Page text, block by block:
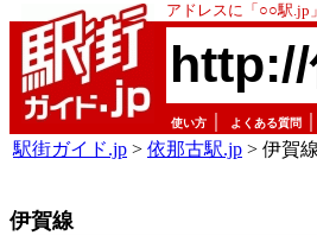
アドレスに「○○駅.jp
使い方 よくある質問
駅街ガイド.jp > 依那古駅.jp > 伊賀線
伊賀線